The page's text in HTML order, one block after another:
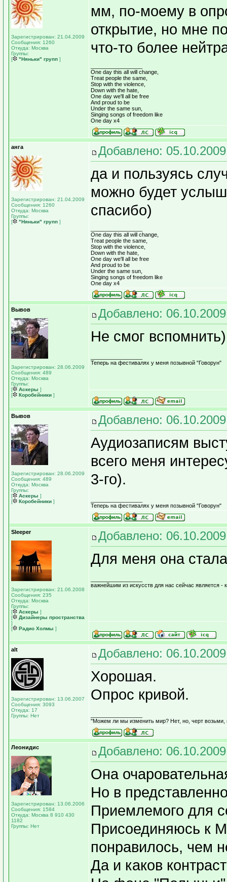
Зарегистрирован: 21.04.2009
Сообщения: 1260
Откуда: Москва
Группы:
[
"Няньки" групп ]
мм, по-моему в
открытие, но мне
что-то более
One day this all will change,
Treat people the same,
Stop with the violence,
Down with the hate,
One day we'll all be free
And proud to be
Under the same sun,
Singing songs of freedom like
One day x4
анга
Зарегистрирован: 21.04.2009
Сообщения: 1260
Откуда: Москва
Группы:
[
"Няньки" групп ]
Добавлено:
да и пользуясь
можно будет
спасибо)
One day this all will change,
Treat people the same,
Stop with the violence,
Down with the hate,
One day we'll all be free
And proud to be
Under the same sun,
Singing songs of freedom like
One day x4
Вывов
Зарегистрирован: 28.06.2009
Сообщения: 489
Откуда: Москва
Группы:
[
Аскеры ]
[
Коробейники ]
Добавлено:
Не смог
Теперь на фестивалях у меня позывной "Говорун"
Вывов
Зарегистрирован: 28.06.2009
Сообщения: 489
Откуда: Москва
Группы:
[
Аскеры ]
[
Коробейники ]
Добавлено:
Аудиозаписям
всего меня
3-го).
Теперь на фестивалях у меня позывной "Говорун"
Sleeper
Зарегистрирован: 21.06.2008
Сообщения: 235
Откуда: Москва
Группы:
[
Аскеры ]
[
Дизайнеры пространства
]
[
Радио Холмы ]
Добавлено:
Для меня она
важнейшим из искусств для нас сейчас является -
alt
Зарегистрирован: 13.06.2007
Сообщения: 3093
Откуда: 17
Группы: Нет
Добавлено:
Хорошая.
Опрос кривой.
"Можем ли мы изменить мир? Нет, но, черт
Леонидис
Зарегистрирован: 13.06.2006
Сообщения: 1584
Откуда: Москва 8 910 430
1182
Группы: Нет
Добавлено:
Она
Но в
Приемлемого для
Присоединяюсь к
понравилось, чем
Да и каков